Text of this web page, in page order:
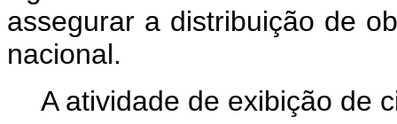
assegurar a distribuição de
nacional.
A atividade de exibição de